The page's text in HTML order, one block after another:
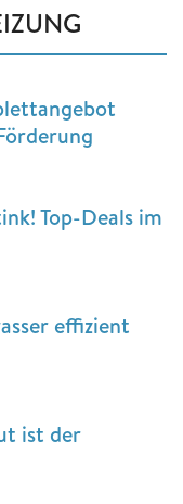
Top-Deals im
effizient
ist der